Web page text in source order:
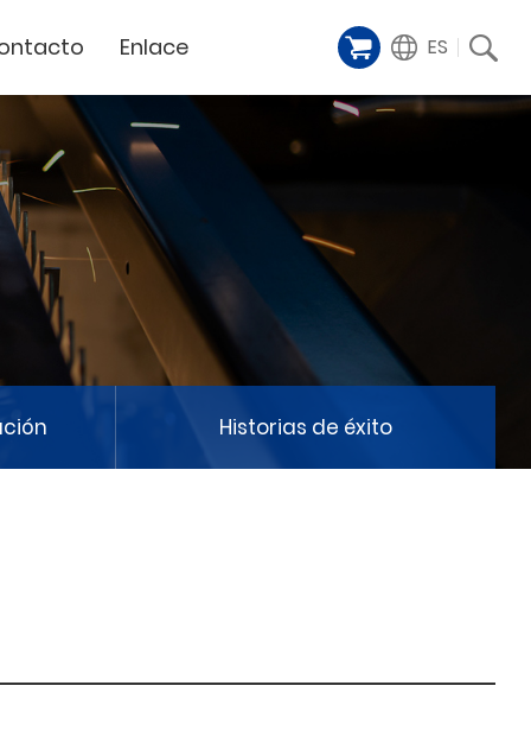
Cortador Láser
Galería de
muestras
Vídeos de
presentación
Historias de éxito
Milestoens
TODAS
Hitos de la empresa
Hito del producto
Noticias / Eventos
distribuidor
Enlace
Financing Service
GCC Web Shop
GCC Club
GCC Distributor Club
ES
Historias de éxito